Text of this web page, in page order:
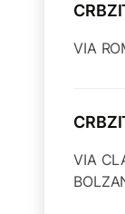
VIA
VIA